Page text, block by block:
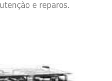
e reparos.